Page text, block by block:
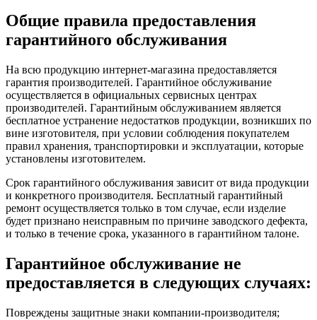
Общие правила предоставления
гарантийного обслуживания
На всю продукцию интернет-магазина предоставляется
гарантия производителей. Гарантийное обслуживание
осуществляется в официальных сервисных центрах
производителей. Гарантийным обслуживанием является
бесплатное устранение недостатков продукции, возникших по
вине изготовителя, при условии соблюдения покупателем
правил хранения, транспортировки и эксплуатации, которые
установлены изготовителем.
Срок гарантийного обслуживания зависит от вида продукции
и конкретного производителя. Бесплатный гарантийный
ремонт осуществляется только в том случае, если изделие
будет признано неисправным по причине заводского дефекта,
и только в течение срока, указанного в гарантийном талоне.
Гарантийное обслуживание не
предоставляется в следующих случаях:
Повреждены защитные знаки компании-производителя;